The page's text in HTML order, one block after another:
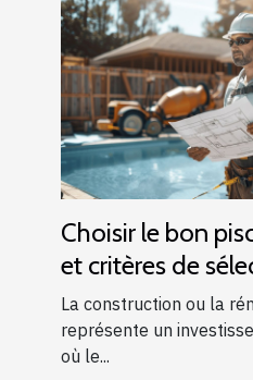
Choisir le bon
et critères de
La construction ou la
représente un
où le...